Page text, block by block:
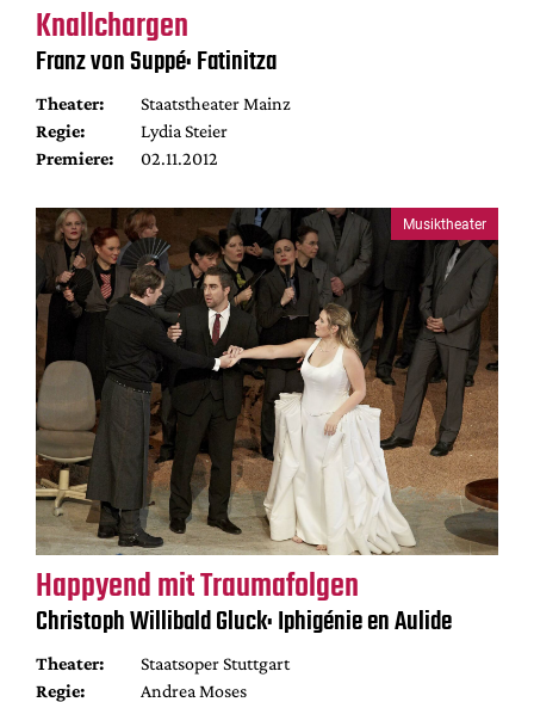
Knallchargen
Franz von Suppé: Fatinitza
Theater:
Staatstheater Mainz
Regie:
Lydia Steier
Premiere:
02.11.2012
Musiktheater
Happyend mit Traumafolgen
Christoph Willibald Gluck: Iphigénie en Aulide
Theater:
Staatsoper Stuttgart
Regie:
Andrea Moses